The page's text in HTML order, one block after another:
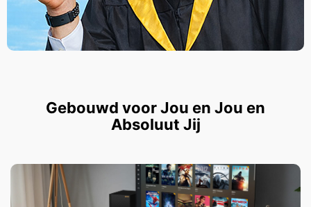
Gebouwd voor Jou en Jou en
Absoluut Jij